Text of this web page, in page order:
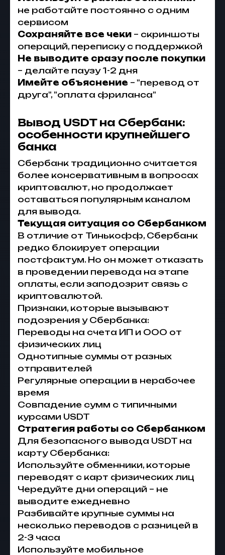
не работайте постоянно с одним
сервисом
Сохраняйте все чеки – скриншоты
операций, переписку с поддержкой
Не выводите сразу после покупки
– делайте паузу 1-2 дня
Имейте объяснение – "перевод от
друга", "оплата фриланса"
Вывод USDT на Сбербанк:
особенности крупнейшего
банка
Сбербанк традиционно считается
более консервативным в вопросах
криптовалют, но продолжает
оставаться популярным каналом
для вывода.
Текущая ситуация со Сбербанком
В отличие от Тинькофф, Сбербанк
редко блокирует операции
постфактум. Но он может отказать
в проведении перевода на этапе
оплаты, если заподозрит связь с
криптовалютой.
Признаки, которые вызывают
подозрения у Сбербанка:
Переводы на счета ИП и ООО от
физических лиц
Однотипные суммы от разных
отправителей
Регулярные операции в нерабочее
время
Совпадение сумм с типичными
курсами USDT
Стратегия работы со Сбербанком
Для безопасного вывода USDT на
карту Сбербанка:
Используйте обменники, которые
переводят с карт физических лиц
Чередуйте дни операций – не
выводите ежедневно
Разбивайте крупные суммы на
несколько переводов с разницей в
2-3 часа
Используйте мобильное